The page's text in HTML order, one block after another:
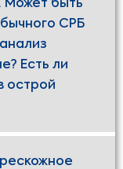
Может быть
СРБ
Есть ли
острой